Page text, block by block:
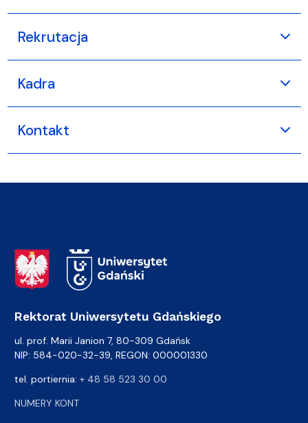
Rekrutacja
Kadra
Kontakt
Adres Rektoratu
Rektorat Uniwersytetu Gdańskiego
ul. prof. Marii Janion 7, 80-309 Gdańsk
NIP: 584-020-32-39, REGON: 000001330
tel. portiernia: + 48 58 523 30 00
NUMERY KONT